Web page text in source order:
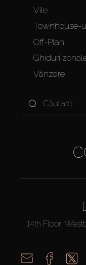
Vile
Townhouse-
Off-Plan
Ghiduri
Vânzare
14th Floor,